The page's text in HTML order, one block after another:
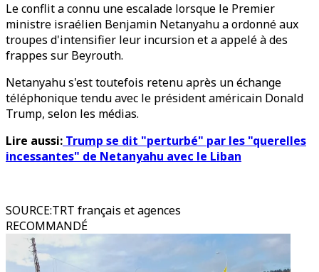
Le conflit a connu une escalade lorsque le Premier
ministre israélien Benjamin Netanyahu a ordonné aux
troupes d'intensifier leur incursion et a appelé à des
frappes sur Beyrouth.
Netanyahu s'est toutefois retenu après un échange
téléphonique tendu avec le président américain Donald
Trump, selon les médias.
Lire aussi: Trump se dit "perturbé" par les "querelles
incessantes" de Netanyahu avec le Liban
SOURCE:TRT français et agences
RECOMMANDÉ